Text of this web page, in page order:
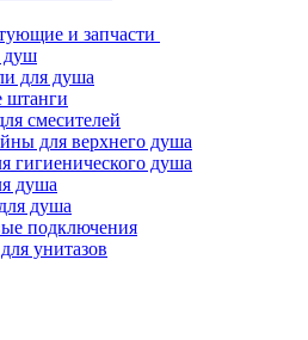
и запчасти
душ
для душа
штанги
смесителей
для верхнего душа
гигиенического душа
душа
душа
подключения
унитазов